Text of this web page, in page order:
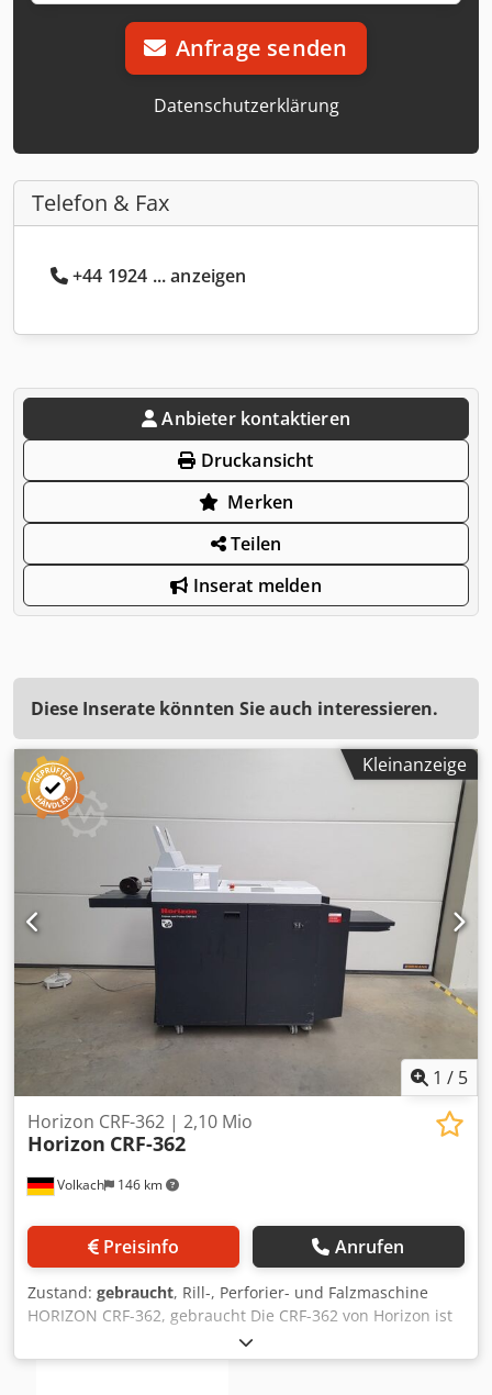
Anfrage senden
Datenschutzerklärung
Telefon & Fax
+44 1924 ... anzeigen
Anbieter kontaktieren
Druckansicht
Merken
Teilen
Inserat melden
Diese Inserate könnten Sie auch interessieren.
Kleinanzeige
1 / 5
Volkach 146 km
Horizon CRF-362 | 2,10 Mio
Horizon CRF-362
Preisinfo Anrufen
Zustand: gebraucht, Rill-, Perforier- und Falzmaschine
HORIZON CRF-362, gebraucht Die CRF-362 von Horizon ist
die ideale Lösung für Druckereien, die eine zuverlässige
und leistungsfähige Maschine für die Verarbeitung von